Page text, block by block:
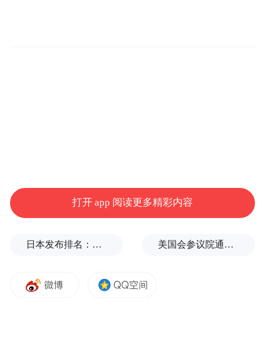
因缺斤短两、虚假宣传等违法违规行为受到
行政处罚的，在作出红黄牌警告的同时，予
信可靠的商品和服务，从源头减少违法行
为。
打开 app 阅读更多精彩内容
日本发布排名：中国第1，日本第13 美国会参议院通过临时拨款法案